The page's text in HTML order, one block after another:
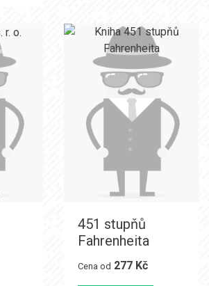
451 stupňů
Fahrenheita
Cena od 277 Kč